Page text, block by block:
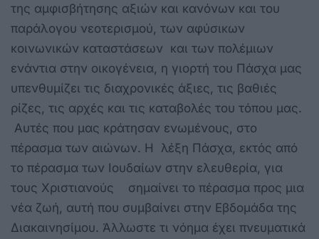
της αμφισβήτησης αξιών και κανόνων και του
παράλογου νεοτερισμού, των αφύσικων
κοινωνικών καταστάσεων και των πολέμιων
ενάντια στην οικογένεια, η γιορτή του Πάσχα μας
υπενθυμίζει τις διαχρονικές άξιες, τις βαθιές
ρίζες, τις αρχές και τις καταβολές του τόπου μας.
Αυτές που μας κράτησαν ενωμένους, στο
πέρασμα των αιώνων. Η λέξη Πάσχα, εκτός από
το πέρασμα των Ιουδαίων στην ελευθερία, για
τους Χριστιανούς σημαίνει το πέρασμα προς μια
νέα ζωή, αυτή που συμβαίνει στην Εβδομάδα της
Διακαινησίμου. Άλλωστε τι νόημα έχει πνευματικά